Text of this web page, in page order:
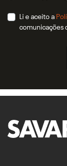
Li e aceito a
comunicações